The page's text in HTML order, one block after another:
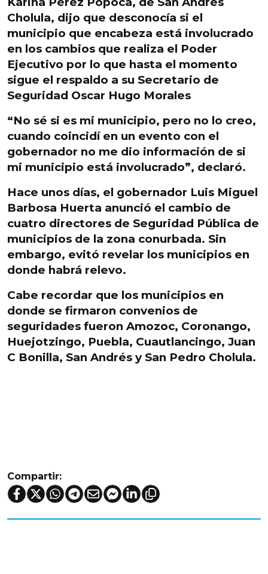
Cholula, dijo que desconocía si el
municipio que encabeza está involucrado
en los cambios que realiza el Poder
Ejecutivo por lo que hasta el momento
sigue el respaldo a su Secretario de
Seguridad Oscar Hugo Morales
“No sé si es mi municipio, pero no lo creo,
cuando coincidí en un evento con el
gobernador no me dio información de si
mi municipio está involucrado”, declaró.
Hace unos días, el gobernador Luis Miguel
Barbosa Huerta anunció el cambio de
cuatro directores de Seguridad Pública de
municipios de la zona conurbada. Sin
embargo, evitó revelar los municipios en
donde habrá relevo.
Cabe recordar que los municipios en
donde se firmaron convenios de
seguridades fueron Amozoc, Coronango,
Huejotzingo, Puebla, Cuautlancingo, Juan
C Bonilla, San Andrés y San Pedro Cholula.
Compartir: